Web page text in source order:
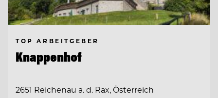
TOP ARBEITGEBER
Knappenhof
2651 Reichenau a. d. Rax, Österreich